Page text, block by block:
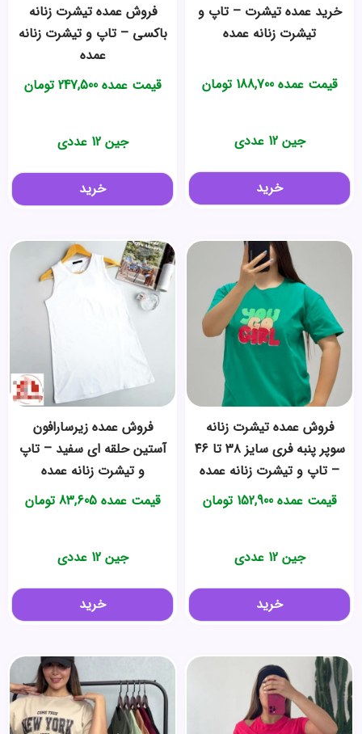
خرید عمده تیشرت – تاپ و
تیشرت زنانه عمده
قیمت عمده188,700 تومان
جین 12 عددی
خرید
فروش عمده تیشرت زنانه
باکسی – تاپ و تیشرت زنانه
عمده
قیمت عمده247,500 تومان
جین 12 عددی
خرید
فروش عمده تیشرت زنانه
سوپر پنبه فری سایز ۳۸ تا ۴۶
– تاپ و تیشرت زنانه عمده
قیمت عمده152,900 تومان
جین 12 عددی
خرید
فروش عمده زیرسارافون
آستین حلقه ای سفید – تاپ
و تیشرت زنانه عمده
قیمت عمده 83,605 تومان
جین 12 عددی
خرید